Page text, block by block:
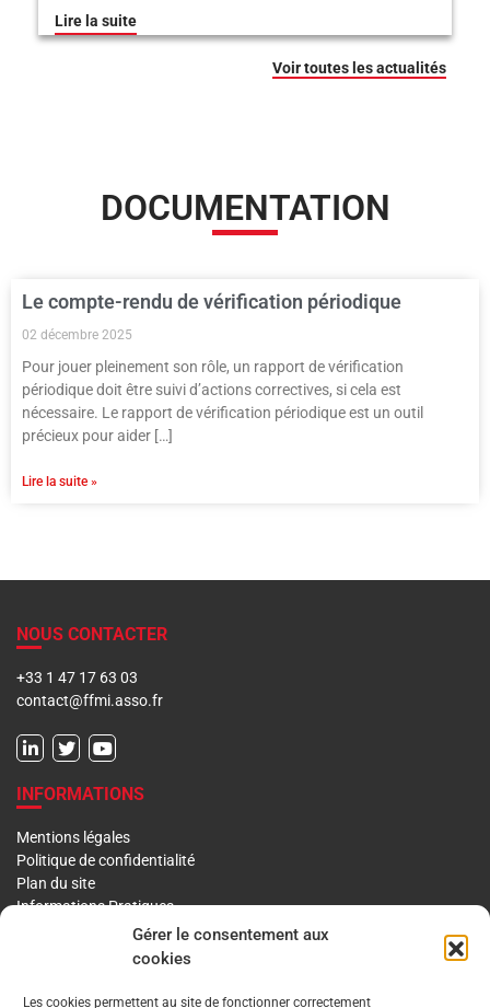
Gérer le consentement aux
cookies
Les cookies permettent au site de fonctionner correctement
Lire la suite
Voir toutes les actualités
DOCUMENTATION
Le compte-rendu de vérification périodique
02 décembre 2025
Pour jouer pleinement son rôle, un rapport de vérification
périodique doit être suivi d’actions correctives, si cela est
nécessaire. Le rapport de vérification périodique est un outil
précieux pour aider […]
Lire la suite »
NOUS CONTACTER
+33 1 47 17 63 03
contact@ffmi.asso.fr
INFORMATIONS
Mentions légales
Politique de confidentialité
Plan du site
Informations Pratiques